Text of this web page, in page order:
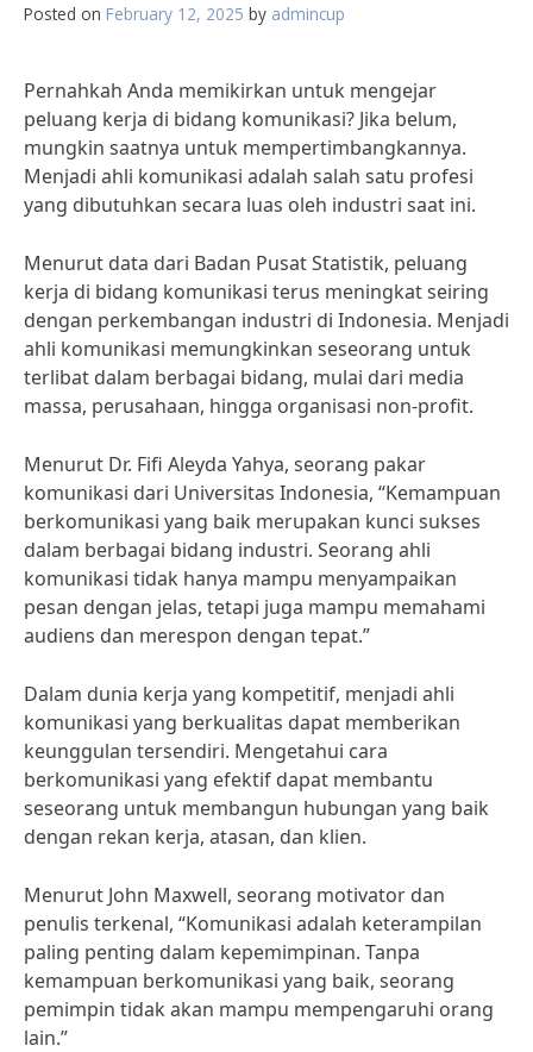
Posted on February 12, 2025 by admincup
Pernahkah Anda memikirkan untuk mengejar
peluang kerja di bidang komunikasi? Jika belum,
mungkin saatnya untuk mempertimbangkannya.
Menjadi ahli komunikasi adalah salah satu profesi
yang dibutuhkan secara luas oleh industri saat ini.
Menurut data dari Badan Pusat Statistik, peluang
kerja di bidang komunikasi terus meningkat seiring
dengan perkembangan industri di Indonesia. Menjadi
ahli komunikasi memungkinkan seseorang untuk
terlibat dalam berbagai bidang, mulai dari media
massa, perusahaan, hingga organisasi non-profit.
Menurut Dr. Fifi Aleyda Yahya, seorang pakar
komunikasi dari Universitas Indonesia, “Kemampuan
berkomunikasi yang baik merupakan kunci sukses
dalam berbagai bidang industri. Seorang ahli
komunikasi tidak hanya mampu menyampaikan
pesan dengan jelas, tetapi juga mampu memahami
audiens dan merespon dengan tepat.”
Dalam dunia kerja yang kompetitif, menjadi ahli
komunikasi yang berkualitas dapat memberikan
keunggulan tersendiri. Mengetahui cara
berkomunikasi yang efektif dapat membantu
seseorang untuk membangun hubungan yang baik
dengan rekan kerja, atasan, dan klien.
Menurut John Maxwell, seorang motivator dan
penulis terkenal, “Komunikasi adalah keterampilan
paling penting dalam kepemimpinan. Tanpa
kemampuan berkomunikasi yang baik, seorang
pemimpin tidak akan mampu mempengaruhi orang
lain.”